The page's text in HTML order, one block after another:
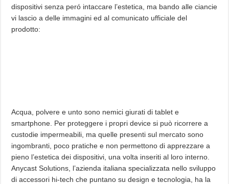
dispositivi senza peró intaccare l’estetica, ma bando alle ciancie
vi lascio a delle immagini ed al comunicato ufficiale del
prodotto:
Acqua, polvere e unto sono nemici giurati di tablet e
smartphone. Per proteggere i propri device si può ricorrere a
custodie impermeabili, ma quelle presenti sul mercato sono
ingombranti, poco pratiche e non permettono di apprezzare a
pieno l’estetica dei dispositivi, una volta inseriti al loro interno.
Anycast Solutions, l’azienda italiana specializzata nello sviluppo
di accessori hi-tech che puntano su design e tecnologia, ha la